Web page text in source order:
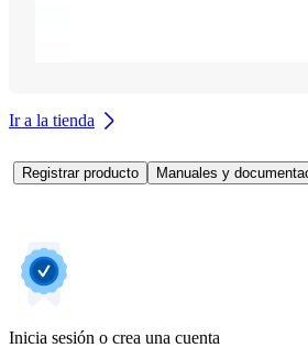
Ir a la tienda
Registrar producto Manuales y
Inicia sesión o crea una cuenta